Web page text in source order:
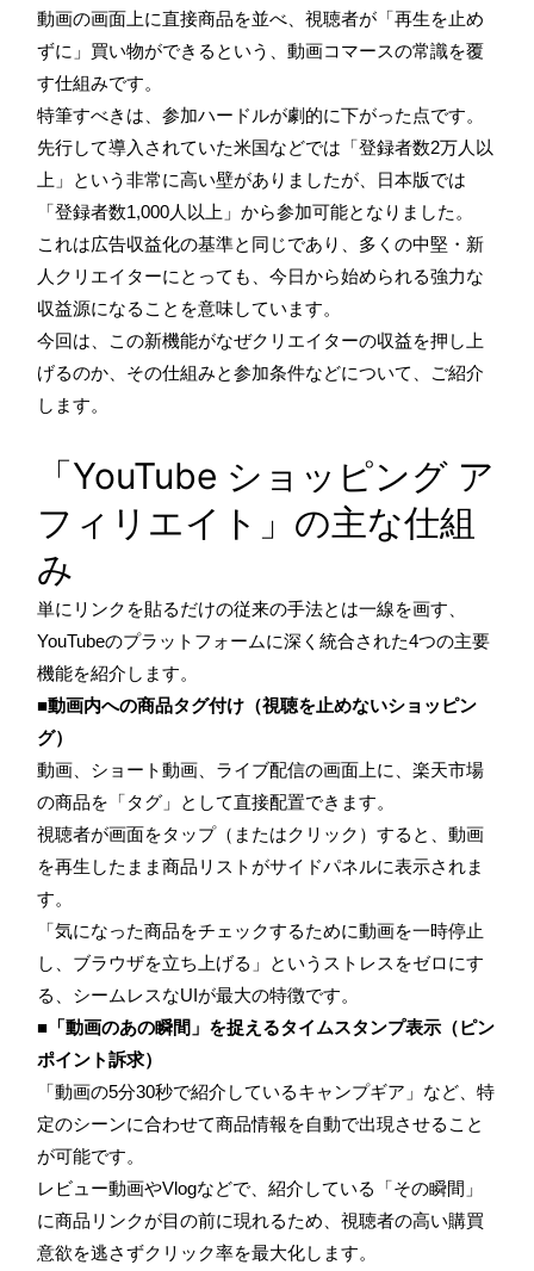
動画の画面上に直接商品を並べ、視聴者が「再生を止め
ずに」買い物ができるという、動画コマースの常識を覆
す仕組みです。
特筆すべきは、参加ハードルが劇的に下がった点です。
先行して導入されていた米国などでは「登録者数2万人以
上」という非常に高い壁がありましたが、日本版では
「登録者数1,000人以上」から参加可能となりました。
これは広告収益化の基準と同じであり、多くの中堅・新
人クリエイターにとっても、今日から始められる強力な
収益源になることを意味しています。
今回は、この新機能がなぜクリエイターの収益を押し上
げるのか、その仕組みと参加条件などについて、ご紹介
します。
「YouTube ショッピング ア
フィリエイト」の主な仕組
み
単にリンクを貼るだけの従来の手法とは一線を画す、
YouTubeのプラットフォームに深く統合された4つの主要
機能を紹介します。
■動画内への商品タグ付け（視聴を止めないショッピン
グ）
動画、ショート動画、ライブ配信の画面上に、楽天市場
の商品を「タグ」として直接配置できます。
視聴者が画面をタップ（またはクリック）すると、動画
を再生したまま商品リストがサイドパネルに表示されま
す。
「気になった商品をチェックするために動画を一時停止
し、ブラウザを立ち上げる」というストレスをゼロにす
る、シームレスなUIが最大の特徴です。
■「動画のあの瞬間」を捉えるタイムスタンプ表示（ピン
ポイント訴求）
「動画の5分30秒で紹介しているキャンプギア」など、特
定のシーンに合わせて商品情報を自動で出現させること
が可能です。
レビュー動画やVlogなどで、紹介している「その瞬間」
に商品リンクが目の前に現れるため、視聴者の高い購買
意欲を逃さずクリック率を最大化します。